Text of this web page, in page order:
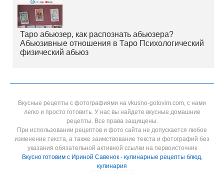
Таро абьюзер, как распознать абьюзера?
Абьюзивные отношения в Таро Психологический
физический абьюз
Вкусные рецепты с фотографиями на vkusno-gotovim.com, с нами
легко и просто готовить. У нас вы найдете вкусные домашние
рецепты. Все права защищены.
При использовании рецептов и фото сайта не допускается любое
изменение текста, а также заимствование текста и фотографий без
указания обязательной активной ссылки на первоисточник
Вкусно готовим с Ириной Савенок - кулинарные рецепты блюд,
кулинария